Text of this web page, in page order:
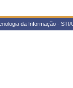
da Informação -